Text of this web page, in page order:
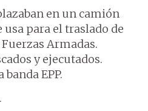
en un camión
usa para el traslado de
Armadas.
y ejecutados.
EPP.